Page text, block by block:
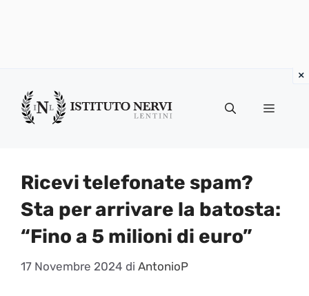
contenuto
Menu
Ricevi telefonate spam?
Sta per arrivare la batosta:
“Fino a 5 milioni di euro”
17 Novembre 2024 di AntonioP